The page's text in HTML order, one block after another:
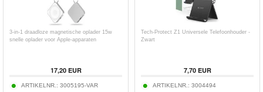
3-in-1 draadloze magnetische oplader 15w
snelle oplader voor Apple-apparaten
17,20EUR
ARTIKELNR.: 3005195-VAR
Tech-Protect Z1 Universele Telefoonhouder -
Zwart
7,70EUR
ARTIKELNR.: 3004494